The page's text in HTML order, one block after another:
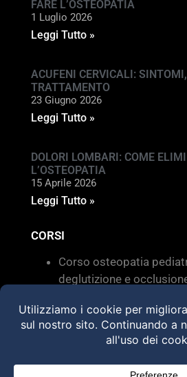
FARE L’OSTEOPATIA
1 Luglio 2026
Leggi Tutto »
ACUFENI CERVICALI:
TRATTAMENTO
23 Giugno 2026
Leggi Tutto »
DOLORI LOMBARI: COME
L’OSTEOPATIA
15 Aprile 2026
Leggi Tutto »
CORSI
Corso osteopatia
deglutizione e
disfunzioni dei sistemi
Torino 28 MARZO 2026
HVLA – Moduli Clinici –